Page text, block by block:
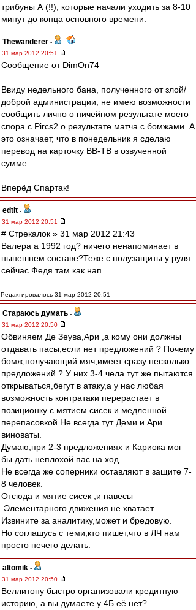
трибуны А (!!), которые начали уходить за 8-10
минут до конца основного времени.
Thewanderer -
31 мар 2012 20:51
Сообщение от DimOn74
Ввиду недельного бана, полученного от злой/
доброй администрации, не имею возможности
сообщить лично о ничейном результате моего
спора с Pircs2 о результате матча с бомжами. А
это означает, что в понедельник я сделаю
перевод на карточку ВВ-ТВ в озвученной
сумме.
Вперёд Спартак!
edtit -
31 мар 2012 20:51
# Стрекалок » 31 мар 2012 21:43
Валера а 1992 год? ничего ненапоминает в
нынешнем составе?Теже с полузащиты у руля
сейчас.Федя там как нап.
Редактировалось 31 мар 2012 20:51
Стараюсь думать -
31 мар 2012 20:50
Обвиняем Де Зеува,Ари ,а кому они должны
отдавать пасы,если нет предложений ? Почему
бомж,получающий мяч,имеет сразу несколько
предложений ? У них 3-4 чела тут же пытаются
открываться,бегут в атаку,а у нас любая
возможность контратаки перерастает в
позиционку с мятием сисек и медленной
перепасовкой.Не всегда тут Деми и Ари
виноваты.
Думаю,при 2-3 предложениях и Кариока мог
бы дать неплохой пас на ход.
Не всегда же соперники оставляют в защите 7-
8 человек.
Отсюда и мятие сисек ,и навесы
.Элементарного движения не хватает.
Извините за аналитику,может и бредовую.
Но соглашусь с теми,кто пишет,что в ЛЧ нам
просто нечего делать.
altomik -
31 мар 2012 20:50
Веллитону быстро организовали кредитную
историю, а вы думаете у 4Б её нет?